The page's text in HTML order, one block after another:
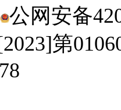
公网安备
第